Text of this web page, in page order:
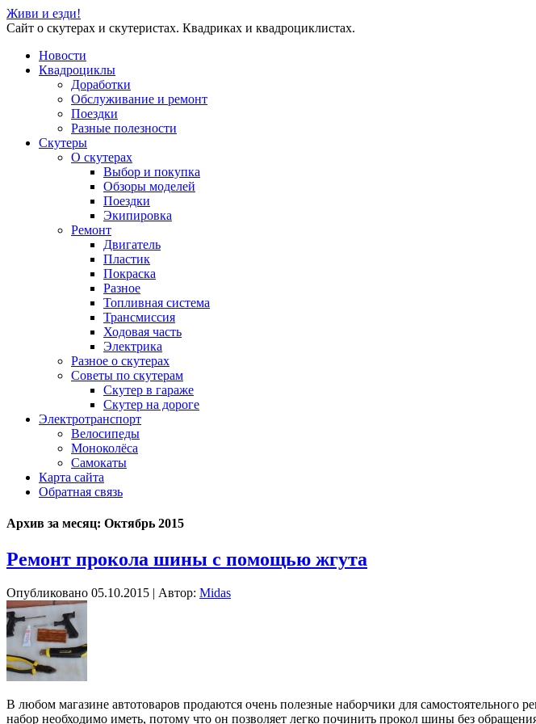
Живи и езди!
Сайт о скутерах и скутеристах. Квадриках и квадроциклистах.
Новости
Квадроциклы
Доработки
Обслуживание и ремонт
Поездки
Разные полезности
Скутеры
О скутерах
Выбор и покупка
Обзоры моделей
Поездки
Экипировка
Ремонт
Двигатель
Пластик
Покраска
Разное
Топливная система
Трансмиссия
Ходовая часть
Электрика
Разное о скутерах
Советы по скутерам
Скутер в гараже
Скутер на дороге
Электротранспорт
Велосипеды
Моноколёса
Самокаты
Карта сайта
Обратная связь
Архив за месяц: Октябрь 2015
Ремонт прокола шины с помощью жгута
Опубликовано 05.10.2015 | Автор: Midas
В любом магазине автотоваров продаются очень полезные наборчики для
набор необходимо иметь, потому что он позволяет легко починить прокол шины без